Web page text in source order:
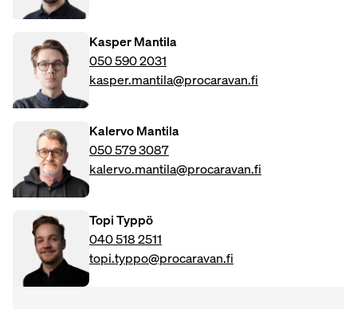
Kasper Mantila
050 590 2031
kasper.mantila@procaravan.fi
Kalervo Mantila
050 579 3087
kalervo.mantila@procaravan.fi
Topi Typpö
040 518 2511
topi.typpo@procaravan.fi